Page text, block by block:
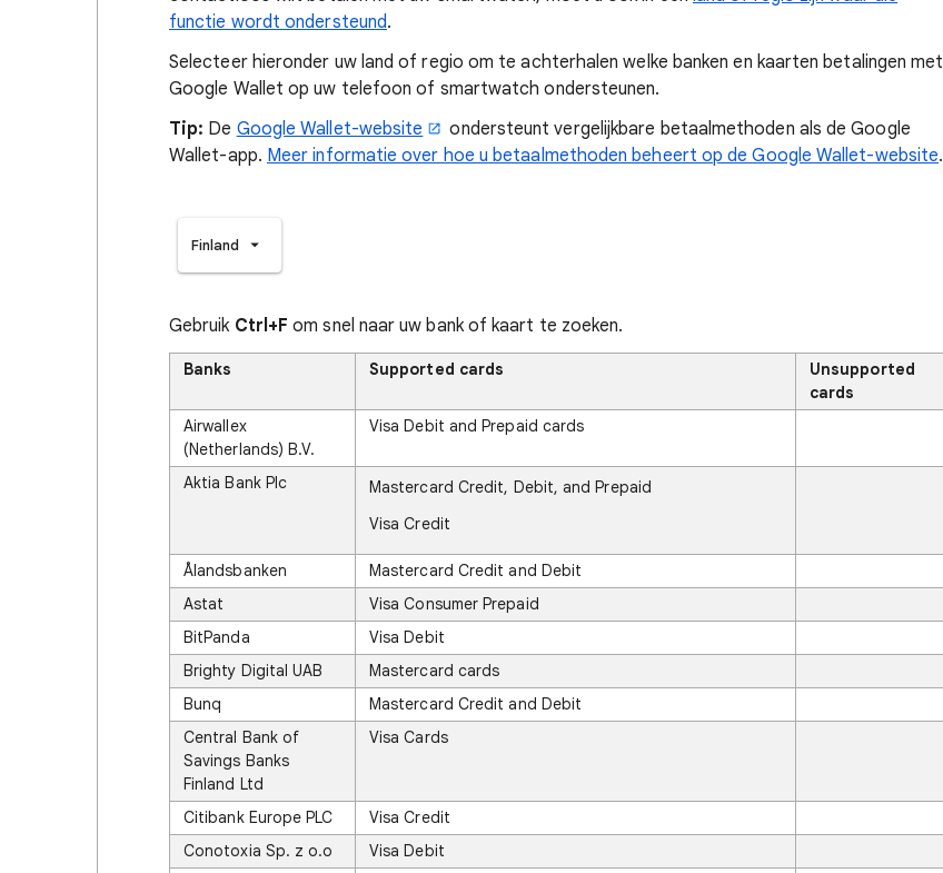
functie wordt ondersteund.
Selecteer hieronder uw land of regio om te achterhalen welke banken en kaarten betalingen met
Google Wallet op uw telefoon of smartwatch ondersteunen.
Tip: De Google Wallet-website
ondersteunt vergelijkbare betaalmethoden als de Google
Wallet-app. Meer informatie over hoe u betaalmethoden beheert op de Google Wallet-website.
Finland
Gebruik Ctrl+F om snel naar uw bank of kaart te zoeken.
Banks Supported cards
Unsupported
cards
Airwallex
(Netherlands) B.V.
Visa Debit and Prepaid cards
Aktia Bank Plc
Mastercard Credit, Debit, and Prepaid
Visa Credit
Ålandsbanken
Mastercard Credit and Debit
Astat
Visa Consumer Prepaid
BitPanda
Visa Debit
Brighty Digital UAB
Mastercard cards
Bunq
Mastercard Credit and Debit
Central Bank of
Savings Banks
Finland Ltd
Visa Cards
Citibank Europe PLC
Visa Credit
Conotoxia Sp. z o.o
Visa Debit